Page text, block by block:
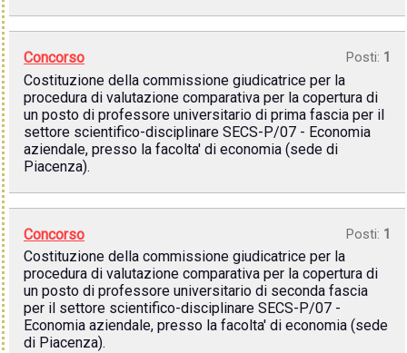
Concorso Posti: 1
Costituzione della commissione giudicatrice per la
procedura di valutazione comparativa per la copertura di
un posto di professore universitario di prima fascia per il
settore scientifico-disciplinare SECS-P/07 - Economia
aziendale, presso la facolta' di economia (sede di
Piacenza).
Concorso Posti: 1
Costituzione della commissione giudicatrice per la
procedura di valutazione comparativa per la copertura di
un posto di professore universitario di seconda fascia
per il settore scientifico-disciplinare SECS-P/07 -
Economia aziendale, presso la facolta' di economia (sede
di Piacenza).